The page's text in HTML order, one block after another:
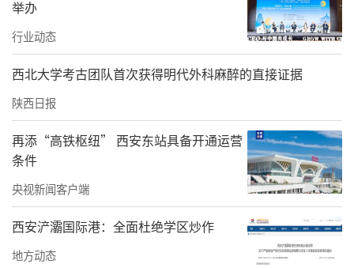
含量严重超标的原因，不是土壤本身携带，而
是来自地宫中水银挥发后，沿着封土的裂隙上
升到封土表面所致。
举办
行业动态
西北大学考古团队首次获得明代外科麻醉的直接证据
陕西日报
再添“高铁枢纽” 西安东站具备开通运营
条件
央视新闻客户端
西安浐灞国际港：全面杜绝学区炒作
地方动态